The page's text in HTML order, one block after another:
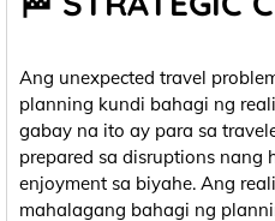
Ang unexpected travel
planning kundi bahagi ng
gabay na ito ay para sa
prepared sa disruptions
enjoyment sa biyahe. Ang
mahalagang bahagi ng